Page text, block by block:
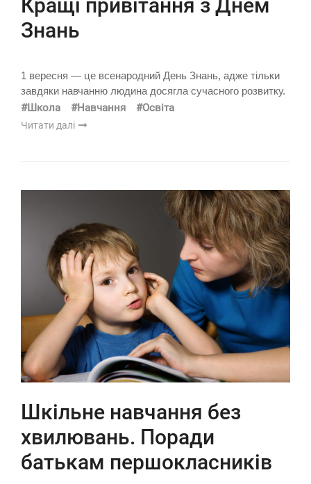
Кращі привітання з Днем
Знань
1 вересня — це всенародний День Знань, адже тільки
завдяки навчанню людина досягла сучасного розвитку.
#Школа #Навчання #Освіта
Читати далі
Шкільне навчання без
хвилювань. Поради
батькам першокласників